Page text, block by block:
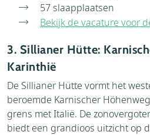
57 slaapplaatsen
Bekijk de vacature voor
3. Sillianer Hütte:
Karinthië
De Sillianer Hütte vormt het
beroemde Karnischer
grens met Italië. De
biedt een grandioos uitzicht op